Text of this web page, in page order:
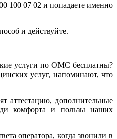
100 07 02 и попадаете именно
и действуйте.
услуги по ОМС бесплатны?
услуг, напоминают, что
аттестацию, дополнительные
комфорта и пользы наших
оператора, когда звонили в